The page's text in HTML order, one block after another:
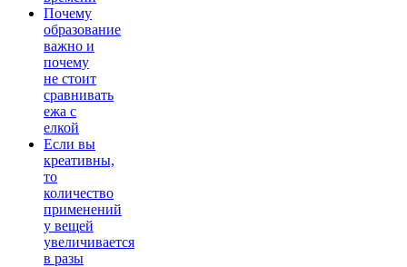
Почему
образование
важно и
почему
не стоит
сравнивать
ежа с
елкой
Если вы
креативны,
то
количество
применений
у вещей
увеличивается
в разы